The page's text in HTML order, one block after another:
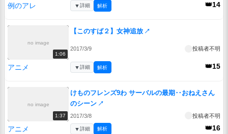
例のアレ 👑14
▼詳細 解析
no image
1:06
【このすば２】女神追放 ↗
2017/3/9 投稿者不明
アニメ 👑15
▼詳細 解析
no image
1:37
けものフレンズ9わ サーバルの最期‥おねえさん
のシーン ↗
2017/3/8 投稿者不明
アニメ 👑16
▼詳細 解析